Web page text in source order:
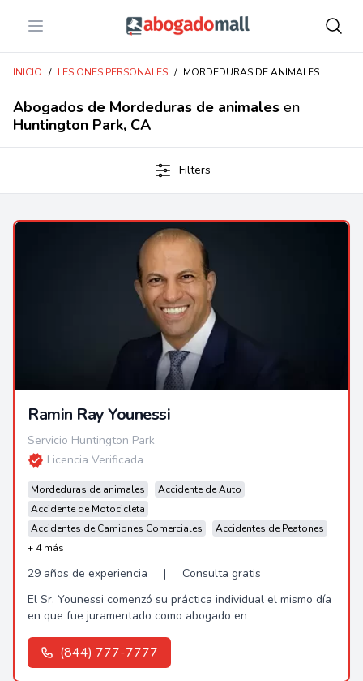
Open menu Abogadomall
INICIO / LESIONES PERSONALES / MORDEDURAS DE ANIMALES
Abogados de Mordeduras de animales en
Huntington Park, CA
Filters
Ramin Ray Younessi
Servicio Huntington Park
Licencia Verificada
Mordeduras de animales
Accidente de Auto
Accidente de Motocicleta
Accidentes de Camiones Comerciales
Accidentes de Peatones
+ 4 más
29 años de experiencia |
Consulta gratis
El Sr. Younessi comenzó su práctica individual el mismo día
en que fue juramentado como abogado en
(844) 777-7777